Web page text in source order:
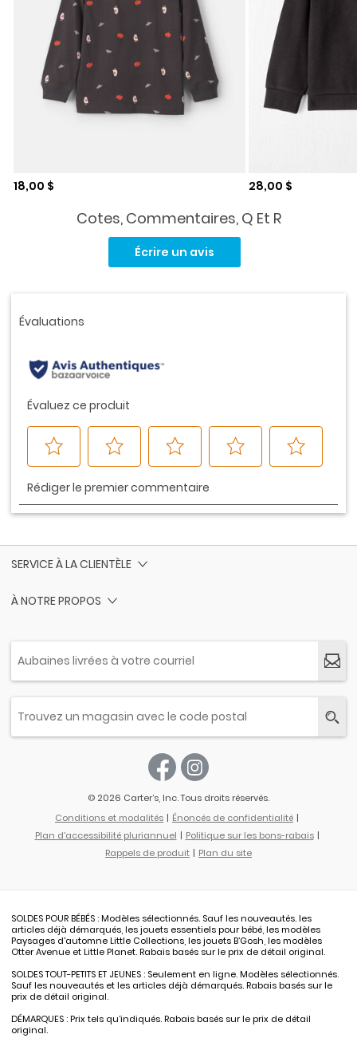
Prix de solde
18,00 $ Prix de solde
28,00 $
Cotes, Commentaires, Q Et R
la
Écrire un avis
SERVICE À LA CLIENTÈLE
À NOTRE PROPOS
© 2026 Carter’s, Inc. Tous droits réservés.
Conditions et modalités
Énoncés de confidentialité
Plan d'accessibilité pluriannuel
Politique sur les bons-rabais
Rappels de produit
Plan du site
SOLDES POUR BÉBÉS : Modèles sélectionnés. Sauf les nouveautés. les
articles déjà démarqués, les jouets essentiels pour bébé, les modèles
Paysages d'automne Little Collections, les jouets B’Gosh, les modèles
Otter Avenue et Little Planet. Rabais basés sur le prix de détail original.
SOLDES TOUT-PETITS ET JEUNES : Seulement en ligne. Modèles sélectionnés.
Sauf les nouveautés et les articles déjà démarqués. Rabais basés sur le
prix de détail original.
DÉMARQUES : Prix tels qu’indiqués. Rabais basés sur le prix de détail
original.